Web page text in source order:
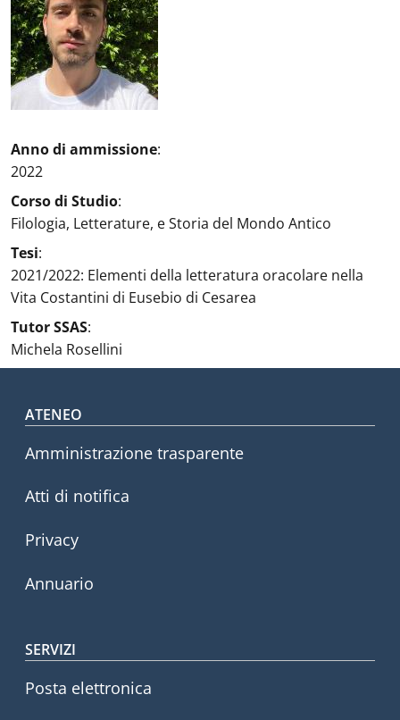
Anno di ammissione:
2022
Corso di Studio:
Filologia, Letterature, e Storia del Mondo Antico
Tesi:
2021/2022: Elementi della letteratura oracolare nella
Vita Costantini di Eusebio di Cesarea
Tutor SSAS:
Michela Rosellini
Footer menu
ATENEO
Amministrazione trasparente
Atti di notifica
Privacy
Annuario
SERVIZI
Posta elettronica